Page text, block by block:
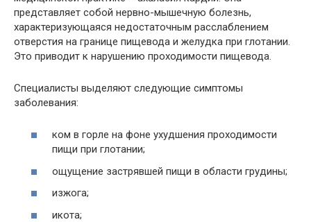
представляет собой нервно-мышечную болезнь,
характеризующаяся недостаточным расслаблением
отверстия на границе пищевода и желудка при глотании.
Это приводит к нарушению проходимости пищевода.
Специалисты выделяют следующие симптомы
заболевания:
ком в горле на фоне ухудшения проходимости
пищи при глотании;
ощущение застрявшей пищи в области грудины;
изжога;
икота;